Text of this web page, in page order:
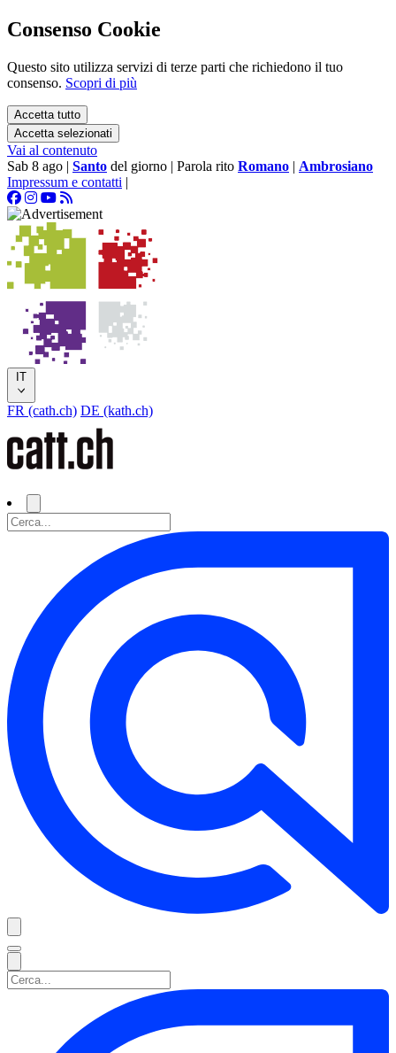
Consenso Cookie
Questo sito utilizza servizi di terze parti che richiedono il tuo
consenso. Scopri di più
Accetta tutto
Accetta selezionati
Vai al contenuto
Sab 8 ago | Santo del giorno | Parola rito Romano | Ambrosiano
Impressum e contatti |
IT
FR (cath.ch) DE (kath.ch)